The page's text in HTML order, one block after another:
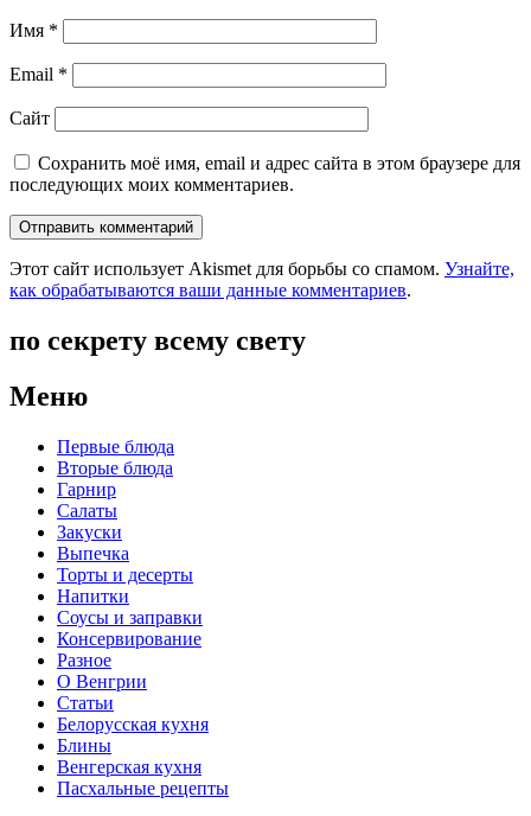
Имя *
Email *
Сайт
Сохранить моё имя, email и адрес сайта в этом браузере для
последующих моих комментариев.
Этот сайт использует Akismet для борьбы со спамом. Узнайте,
как обрабатываются ваши данные комментариев.
по секрету всему свету
Меню
Первые блюда
Вторые блюда
Гарнир
Салаты
Закуски
Выпечка
Торты и десерты
Напитки
Соусы и заправки
Консервирование
Разное
О Венгрии
Статьи
Белорусская кухня
Блины
Венгерская кухня
Пасхальные рецепты